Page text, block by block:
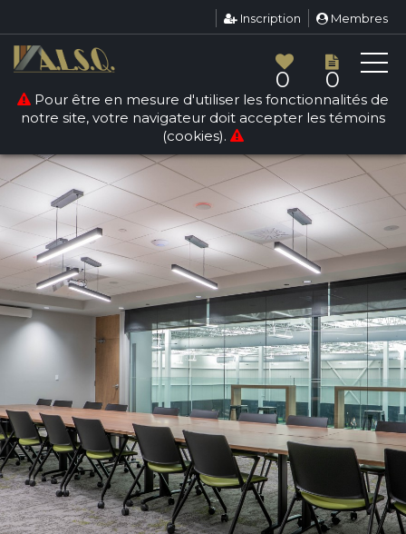
Inscription Membres
0 0
Pour être en mesure d'utiliser les fonctionnalités de
notre site, votre navigateur doit accepter les témoins
(cookies).